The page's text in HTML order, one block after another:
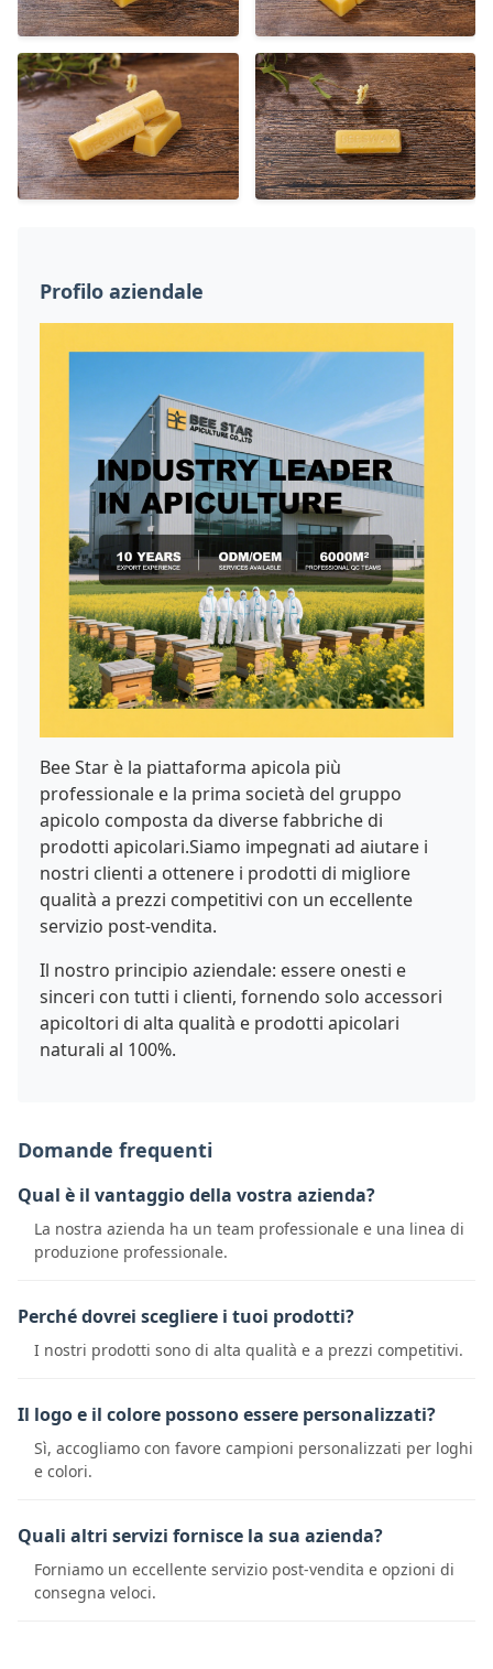
Profilo aziendale
Bee Star è la piattaforma apicola più
professionale e la prima società del gruppo
apicolo composta da diverse fabbriche di
prodotti apicolari.Siamo impegnati ad aiutare i
nostri clienti a ottenere i prodotti di migliore
qualità a prezzi competitivi con un eccellente
servizio post-vendita.
Il nostro principio aziendale: essere onesti e
sinceri con tutti i clienti, fornendo solo accessori
apicoltori di alta qualità e prodotti apicolari
naturali al 100%.
Domande frequenti
Qual è il vantaggio della vostra azienda?
La nostra azienda ha un team professionale e una linea di
produzione professionale.
Perché dovrei scegliere i tuoi prodotti?
I nostri prodotti sono di alta qualità e a prezzi competitivi.
Il logo e il colore possono essere personalizzati?
Sì, accogliamo con favore campioni personalizzati per loghi
e colori.
Quali altri servizi fornisce la sua azienda?
Forniamo un eccellente servizio post-vendita e opzioni di
consegna veloci.